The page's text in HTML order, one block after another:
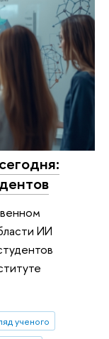
ИИ
ученого